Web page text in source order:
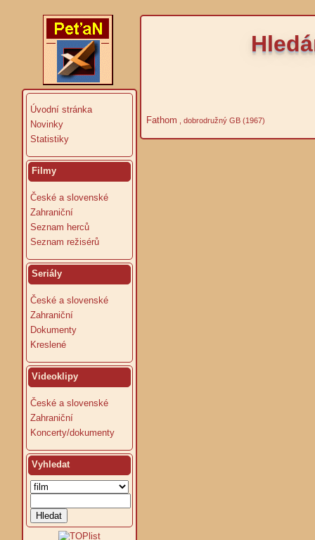
Úvodní stránka
Novinky
Statistiky
Filmy
České a slovenské
Zahraniční
Seznam herců
Seznam režisérů
Seriály
České a slovenské
Zahraniční
Dokumenty
Kreslené
Videoklipy
České a slovenské
Zahraniční
Koncerty/dokumenty
Vyhledat
Fathom , dobrodružný GB (1967)